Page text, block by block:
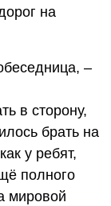
на
–
в сторону,
брать на
у ребят,
полного
мировой